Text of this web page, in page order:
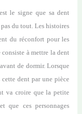
le signe que sa dent
du tout. Les histoires
du réconfort pour les
à mettre la dent
de dormir. Lorsque
dent par une pièce
va croire que la petite
que ces personnages